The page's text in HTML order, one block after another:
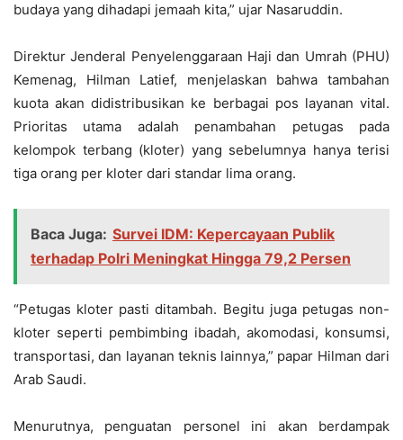
budaya yang dihadapi jemaah kita,” ujar Nasaruddin.
Direktur Jenderal Penyelenggaraan Haji dan Umrah (PHU)
Kemenag, Hilman Latief, menjelaskan bahwa tambahan
kuota akan didistribusikan ke berbagai pos layanan vital.
Prioritas utama adalah penambahan petugas pada
kelompok terbang (kloter) yang sebelumnya hanya terisi
tiga orang per kloter dari standar lima orang.
Baca Juga: Survei IDM: Kepercayaan Publik
terhadap Polri Meningkat Hingga 79,2 Persen
“Petugas kloter pasti ditambah. Begitu juga petugas non-
kloter seperti pembimbing ibadah, akomodasi, konsumsi,
transportasi, dan layanan teknis lainnya,” papar Hilman dari
Arab Saudi.
Menurutnya, penguatan personel ini akan berdampak